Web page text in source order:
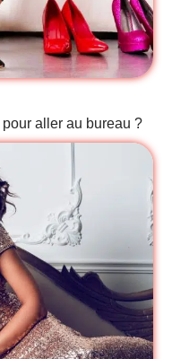
aller au bureau ?